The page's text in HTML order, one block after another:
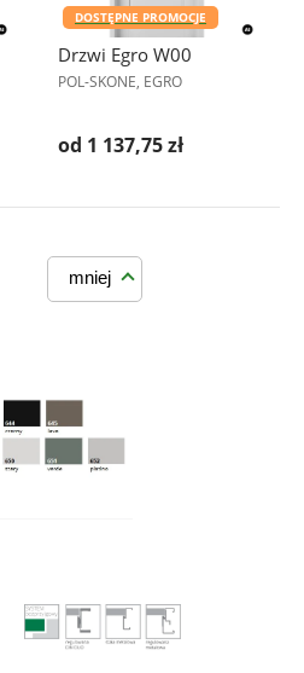
DOSTĘPNE PROMOCJE
Drzwi Egro W00
POL-SKONE, EGRO
od 1 137,75 zł
mniej